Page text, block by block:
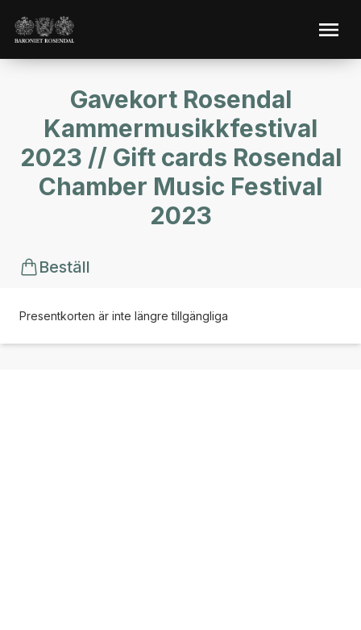
Gavekort Rosendal
Kammermusikkfestival
2023 // Gift cards Rosendal
Chamber Music Festival
2023
Beställ
Presentkorten är inte längre tillgängliga